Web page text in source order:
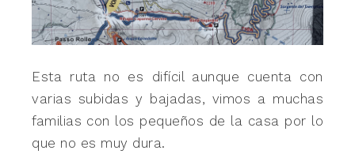
Esta ruta no es difícil aunque cuenta con
varias subidas y bajadas, vimos a muchas
familias con los pequeños de la casa por lo
que no es muy dura.